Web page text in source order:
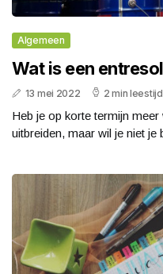
Algemeen
Wat is een
13 mei 2022 2 min leestijd
Heb je op korte termijn
uitbreiden, maar wil je niet je